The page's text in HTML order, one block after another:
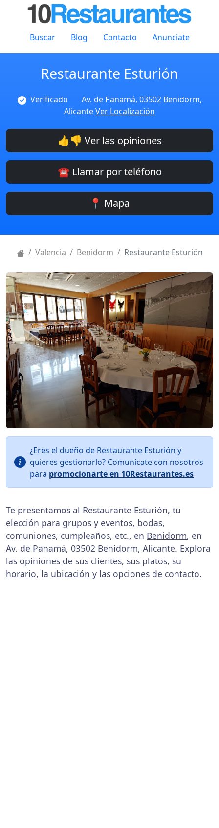
Buscar Blog Contacto Anunciate
Restaurante Esturión
Verificado
Av. de Panamá, 03502 Benidorm,
AlicanteVer Localización
👍👎 Ver las opiniones
☎️ Llamar por teléfono
📍 Mapa
Valencia Benidorm Restaurante Esturión
¿Eres el dueño de Restaurante Esturión y
quieres gestionarlo? Comunícate con nosotros
para promocionarte en 10Restaurantes.es
Te presentamos al Restaurante Esturión, tu
elección para grupos y eventos, bodas,
comuniones, cumpleaños, etc., en Benidorm, en
Av. de Panamá, 03502 Benidorm, Alicante. Explora
las opiniones de sus clientes, sus platos, su
horario, la ubicación y las opciones de contacto.